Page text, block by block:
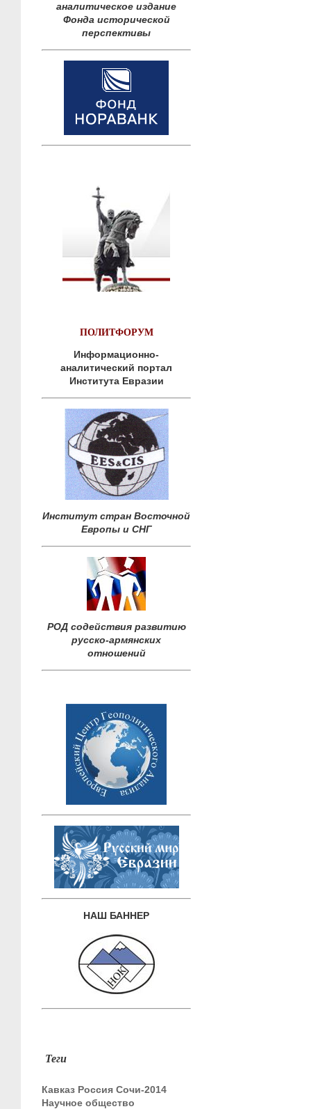
аналитическое издание
Фонда исторической
перспективы
ПОЛИТФОРУМ
Информационно-
аналитический портал
Института Евразии
Институт стран Восточной
Европы и СНГ
РОД содействия развитию
русско-армянских
отношений
НАШ БАННЕР
Теги
Кавказ Россия Сочи-2014
Научное общество